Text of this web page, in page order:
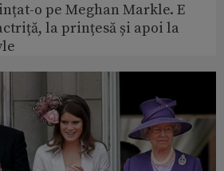
o pe Meghan Markle. E
la prințesă și apoi la